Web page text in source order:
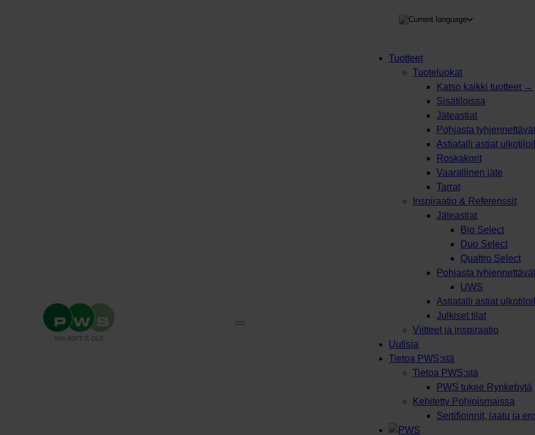
Tuotteet
Tuoteluokat
Katso kaikki tuotteet →
Sisätiloissa
Jäteastiat
Pohjasta
Astiatalli astiat
Roskakorit
Vaarallinen jäte
Tarrat
Inspiraatio & Referenssit
Jäteastiat
Bio Select
Duo Select
Quattro Select
Pohjasta
UWS
Astiatalli astiat
Julkiset tilat
Viitteet ja inspiraatio
Uutisia
Tietoa PWS:stä
Tietoa PWS:stä
PWS tukee Rynkebytä
Kehitetty Pohjoismaissa
Sertifioinnit, laatu ja